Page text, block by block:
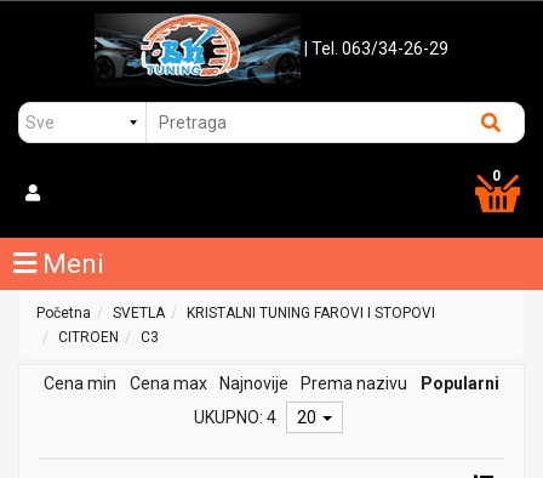
| Tel. 063/34-26-29
0
Meni
Početna SVETLA
KRISTALNI TUNING FAROVI I STOPOVI
CITROEN
C3
Cena min Cena max Najnovije Prema nazivu
Popularni
UKUPNO: 4
20